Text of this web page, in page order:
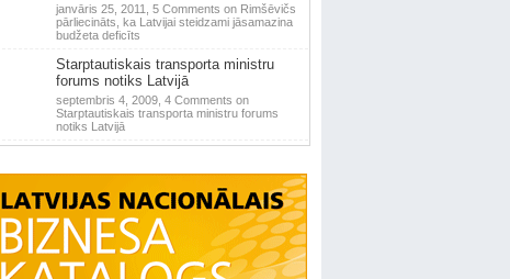
janvāris 25, 2011, 5 Comments on Rimšēvičs
pārliecināts, ka Latvijai steidzami jāsamazina
budžeta deficīts
Starptautiskais transporta ministru
forums notiks Latvijā
septembris 4, 2009, 4 Comments on
Starptautiskais transporta ministru forums
notiks Latvijā